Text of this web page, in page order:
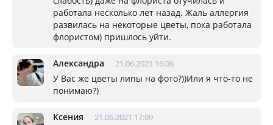
работала несколько лет назад. Жаль аллергия
развилась на некоторые цветы, пока работала
флористом) пришлось уйти.
Александра 21.06.2021 16:06
У Вас же цветы липы на фото?))Или я что-то не
понимаю?)
Ксения 21.06.2021 17:09